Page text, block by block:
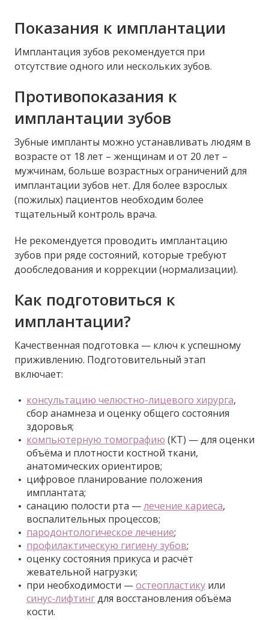
Показания к имплантации
Имплантация зубов рекомендуется при
отсутствие одного или нескольких зубов.
Противопоказания к
имплантации зубов
Зубные импланты можно устанавливать людям в
возрасте от 18 лет – женщинам и от 20 лет –
мужчинам, больше возрастных ограничений для
имплантации зубов нет. Для более взрослых
(пожилых) пациентов необходим более
тщательный контроль врача.
Не рекомендуется проводить имплантацию
зубов при ряде состояний, которые требуют
дообследования и коррекции (нормализации).
Как подготовиться к
имплантации?
Качественная подготовка — ключ к успешному
приживлению. Подготовительный этап
включает:
консультацию челюстно-лицевого хирурга,
сбор анамнеза и оценку общего состояния
здоровья;
компьютерную томографию (КТ) — для оценки
объёма и плотности костной ткани,
анатомических ориентиров;
цифровое планирование положения
имплантата;
санацию полости рта —лечение кариеса,
воспалительных процессов;
пародонтологическое лечение;
профилактическую гигиену зубов;
оценку состояния прикуса и расчёт
жевательной нагрузки;
при необходимости —остеопластикуили
синус-лифтингдля восстановления объёма
кости.